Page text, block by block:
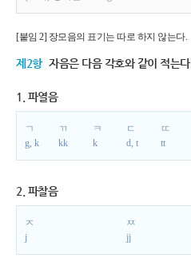
[붙임 2] 장모음의 표기는 따로 하지 않는다.
제2항 자음은 다음 각호와 같이 적는다.
1. 파열음
ㄱ
g, k
ㄲ
kk
ㅋ
k
ㄷ
d, t
ㄸ
tt
2. 파찰음
ㅈ
j
ㅉ
jj